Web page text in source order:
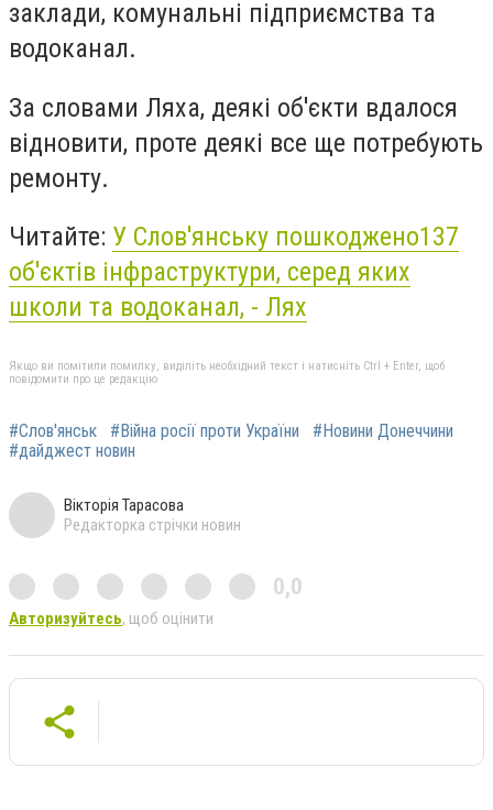
заклади, комунальні підприємства та
водоканал.
За словами Ляха, деякі об'єкти вдалося
відновити, проте деякі все ще потребують
ремонту.
Читайте: У Слов'янську пошкоджено137
об'єктів інфраструктури, серед яких
школи та водоканал, - Лях
Якщо ви помітили помилку, виділіть необхідний текст і натисніть Ctrl + Enter, щоб
повідомити про це редакцію
#Слов'янськ #Війна росії проти України
#Новини Донеччини
#дайджест новин
Вікторія Тарасова
Редакторка стрічки новин
0,0
Авторизуйтесь, щоб оцінити